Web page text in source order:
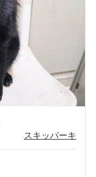
スキッパーキ